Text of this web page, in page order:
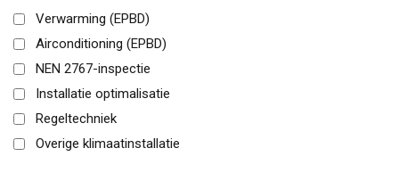
Verwarming (EPBD)
Airconditioning (EPBD)
NEN 2767-inspectie
Installatie optimalisatie
Regeltechniek
Overige klimaatinstallatie